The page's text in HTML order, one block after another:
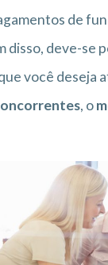
de
disso, deve-se
você deseja
, o